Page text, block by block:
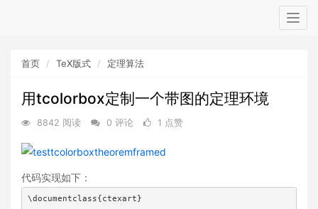
首页 TeX版式 定理算法
用tcolorbox定制一个带图的定理环境
8842 阅读 0 评论 1 点赞
代码实现如下：
\documentclass{ctexart}